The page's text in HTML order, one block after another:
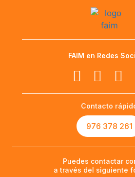
FAIM en Redes
Contacto
976 378 261
Puedes contactar
a través del siguiente